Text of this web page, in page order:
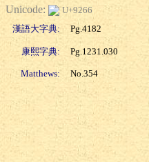
Unicode:
U+9266
漢語大字典:
Pg.4182
康熙字典: Pg.1231.030
Matthews: No.354